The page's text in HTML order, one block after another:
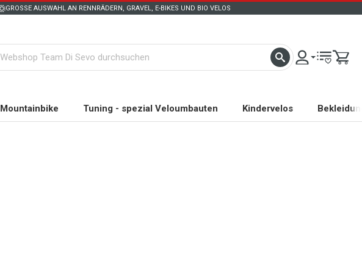
GROSSE AUSWAHL AN RENNRÄDERN, GRAVEL, E-BIKES UND BIO VELOS
Mountainbike Tuning - spezial Veloumbauten Kindervelos